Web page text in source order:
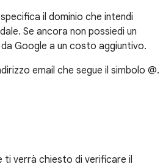
il dominio che intendi
Se ancora non possiedi un
Google a un costo aggiuntivo.
email che segue il simbolo @.
ti verrà chiesto di verificare il